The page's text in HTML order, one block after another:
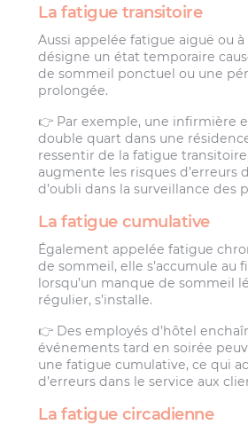
La fatigue transitoire
Aussi appelée fatigue aiguë ou
désigne un état temporaire
de sommeil ponctuel ou une
prolongée.
👉 Par exemple, une infirmière
double quart dans une
ressentir de la fatigue
augmente les risques d’erreurs
d’oubli dans la surveillance des
La fatigue cumulative
Également appelée fatigue
de sommeil, elle s’accumule au
lorsqu’un manque de sommeil
régulier, s’installe.
👉 Des employés d’hôtel
événements tard en soirée
une fatigue cumulative, ce qui
d’erreurs dans le service aux
La fatigue circadienne